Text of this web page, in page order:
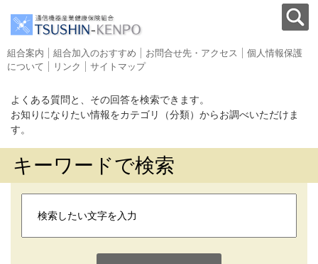
組合案内 組合加入のおすすめ お問合せ先・アクセス
個人情報保護
について
リンク サイトマップ
よくある質問と、その回答を検索できます。
お知りになりたい情報をカテゴリ（分類）からお調べいただけま
す。
キーワードで検索